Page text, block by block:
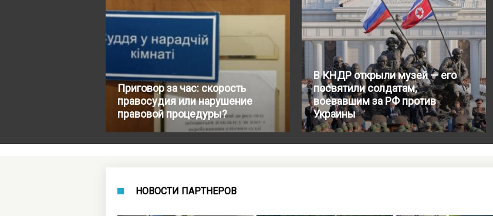
Приговор за час: скорость
правосудия или нарушение
правовой процедуры?
В КНДР открыли музей — его
посвятили солдатам,
воевавшим за РФ против
Украины
НОВОСТИ ПАРТНЕРОВ